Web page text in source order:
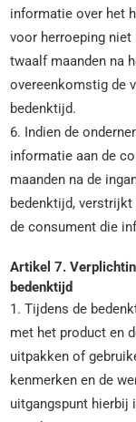
informatie over het
voor herroeping
twaalf maanden na
overeenkomstig de
bedenktijd.
6. Indien de
informatie aan de
maanden na de
bedenktijd, verstrijkt
de consument die
Artikel 7.
bedenktijd
1. Tijdens de
met het product en
uitpakken of
kenmerken en de
uitgangspunt hierbij